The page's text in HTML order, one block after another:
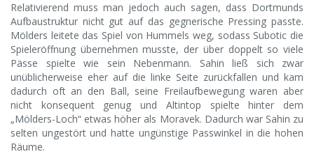
Relativierend muss man jedoch auch sagen, dass Dortmunds
Aufbaustruktur nicht gut auf das gegnerische Pressing passte.
Mölders leitete das Spiel von Hummels weg, sodass Subotic die
Spieleröffnung übernehmen musste, der über doppelt so viele
Pässe spielte wie sein Nebenmann. Sahin ließ sich zwar
unüblicherweise eher auf die linke Seite zurückfallen und kam
dadurch oft an den Ball, seine Freilaufbewegung waren aber
nicht konsequent genug und Altintop spielte hinter dem
„Mölders-Loch“ etwas höher als Moravek. Dadurch war Sahin zu
selten ungestört und hatte ungünstige Passwinkel in die hohen
Räume.